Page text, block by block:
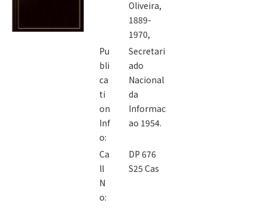
Oliveira,
1889-
1970,
Pu
bli
ca
ti
on
Inf
o:
Secretari
ado
Nacional
da
Informac
ao 1954.
Ca
ll
N
o:
DP 676
S25 Cas